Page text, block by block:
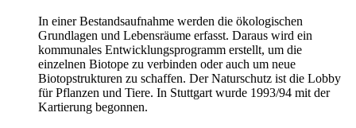
In einer Bestandsaufnahme werden die ökologischen
Grundlagen und Lebensräume erfasst. Daraus wird ein
kommunales Entwicklungsprogramm erstellt, um die
einzelnen Biotope zu verbinden oder auch um neue
Biotopstrukturen zu schaffen. Der Naturschutz ist die Lobby
für Pflanzen und Tiere. In Stuttgart wurde 1993/94 mit der
Kartierung begonnen.